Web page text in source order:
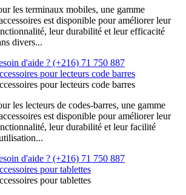
les terminaux mobiles, une gamme
est disponible pour améliorer leur
leur durabilité et leur efficacité
divers...
d'aide ? (+216) 71 750 887
pour lecteurs code barres
pour lecteurs code barres
les lecteurs de codes-barres, une gamme
est disponible pour améliorer leur
leur durabilité et leur facilité
d'aide ? (+216) 71 750 887
pour tablettes
pour tablettes